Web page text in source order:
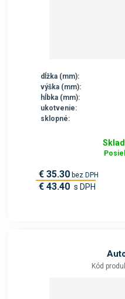
dĺžka (mm):
výška (mm):
hĺbka (mm):
ukotvenie:
sklopné:
€ 35.30 bez DPH
€ 43.40 s DPH
Kód